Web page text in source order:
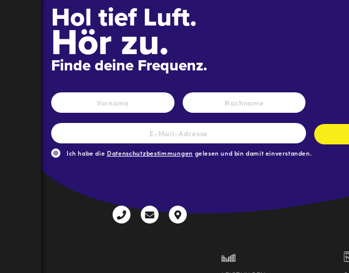
Hol tief Luft.
Hör zu.
Finde deine Frequenz.
Name *
Vorname Nachname
E-
Mail-
Adresse *
Ich habe die Datenschutzbestimmungen gelesen und bin damit einverstanden.
+43
radio@freequenns.at
Kulturhausstraße